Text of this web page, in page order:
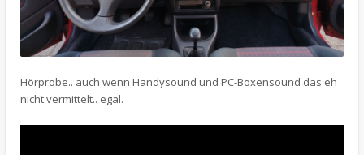
Hörprobe.. auch wenn Handysound und PC-Boxensound das eh
nicht vermittelt.. egal.